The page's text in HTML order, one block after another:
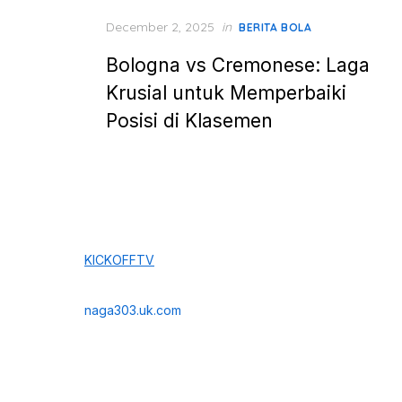
Posted
December 2, 2025 in BERITA BOLA
Bologna vs Cremonese: Laga
Krusial untuk Memperbaiki
Posisi di Klasemen
KICKOFFTV
naga303.uk.com